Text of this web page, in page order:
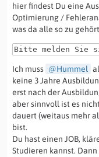
hier findest Du eine
Optimierung /
was da alle so zu
Bitte melden Sie
Ich muss Hummel
keine 3 Jahre
erst nach der
aber sinnvoll ist es
dauert (weitaus mehr
bist.
Du hast einen JOB,
Studieren kannst.